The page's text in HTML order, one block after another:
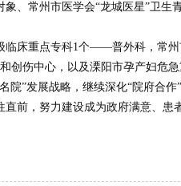
、常州市医学会“龙城医星”卫
临床重点专科1个——普外科，常
创伤中心，以及溧阳市孕产妇危
院”发展战略，继续深化“院府合
前，努力建设成为政府满意、患